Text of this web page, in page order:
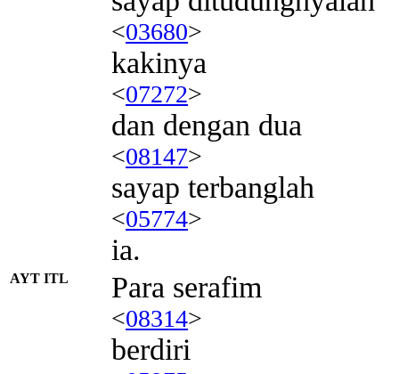
<03680>
kakinya
<07272>
dan dengan dua
<08147>
sayap terbanglah
<05774>
ia.
AYT ITL Para serafim
<08314>
berdiri